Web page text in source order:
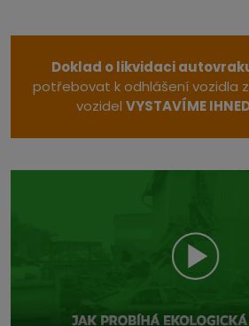
Doklad o likvidaci
potřebovat k odhlášení vozidla
vozidel VYSTAVÍME